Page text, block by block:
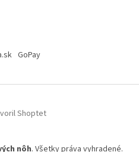
GoPay
Shoptet
nôh. Všetky práva vyhradené.